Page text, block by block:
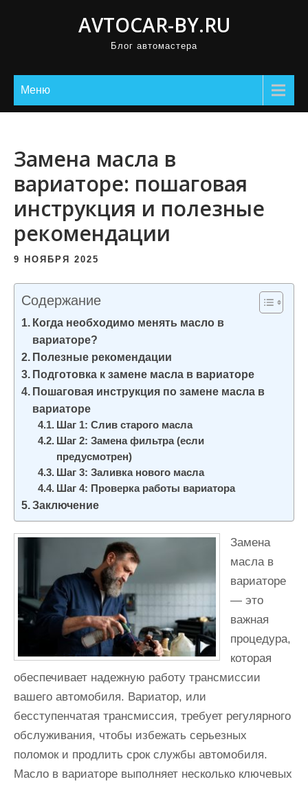
AVTOCAR-BY.RU
Блог автомастера
Меню
Замена масла в
вариаторе: пошаговая
инструкция и полезные
рекомендации
9 НОЯБРЯ 2025
Содержание
Когда необходимо менять масло в
вариаторе?
Полезные рекомендации
Подготовка к замене масла в вариаторе
Пошаговая инструкция по замене масла в
вариаторе
Шаг 1: Слив старого масла
Шаг 2: Замена фильтра (если
предусмотрен)
Шаг 3: Заливка нового масла
Шаг 4: Проверка работы вариатора
Заключение
Замена
масла в
вариаторе
— это
важная
процедура,
которая
обеспечивает надежную работу трансмиссии
вашего автомобиля. Вариатор, или
бесступенчатая трансмиссия, требует регулярного
обслуживания, чтобы избежать серьезных
поломок и продлить срок службы автомобиля.
Масло в вариаторе выполняет несколько ключевых